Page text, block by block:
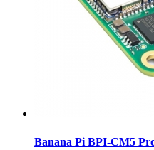
Banana Pi BPI-CM5